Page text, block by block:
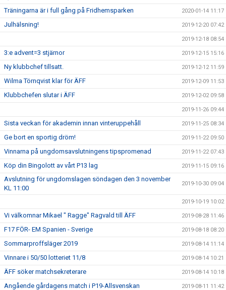
Träningarna är i full gång på Fridhemsparken 2020-01-14 11:17
Julhälsning! 2019-12-20 07:42
2019-12-18 08:54
3:e advent=3 stjärnor 2019-12-15 15:16
Ny klubbchef tillsatt. 2019-12-12 11:59
Wilma Törnqvist klar för ÄFF 2019-12-09 11:53
Klubbchefen slutar i ÄFF 2019-12-02 09:58
2019-11-26 09:44
Sista veckan för akademin innan vinteruppehåll 2019-11-25 08:34
Ge bort en sportig dröm! 2019-11-22 09:50
Vinnarna på ungdomsavslutningens tipspromenad 2019-11-22 07:43
Köp din Bingolott av vårt P13 lag 2019-11-15 09:16
Avslutning för ungdomslagen söndagen den 3 november
KL 11:00
2019-10-30 09:04
2019-10-19 10:02
Vi välkomnar Mikael " Ragge" Ragvald till ÄFF 2019-08-28 11:46
F17 FÖR- EM Spanien - Sverige 2019-08-18 08:20
Sommarproffsläger 2019 2019-08-14 11:14
Vinnare i 50/50 lotteriet 11/8 2019-08-14 10:21
ÄFF söker matchsekreterare 2019-08-14 10:18
Angående gårdagens match i P19-Allsvenskan 2019-08-11 11:42